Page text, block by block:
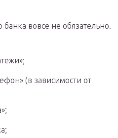
вовсе не обязательно.
(в зависимости от